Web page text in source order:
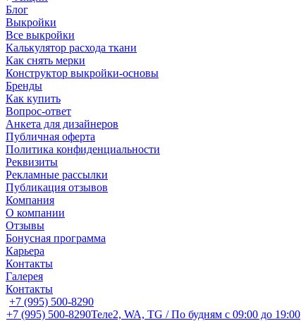
Блог
Выкройки
Все выкройки
Калькулятор расхода ткани
Как снять мерки
Конструктор выкройки-основы
Бренды
Как купить
Вопрос-ответ
Анкета для дизайнеров
Публичная оферта
Политика конфиденциальности
Реквизиты
Рекламные рассылки
Публикация отзывов
Компания
О компании
Отзывы
Бонусная программа
Карьера
Контакты
Галерея
Контакты
+7 (995) 500-8290
+7 (995) 500-8290Теле2, WA, TG / По будням c 09:00 до 19:00